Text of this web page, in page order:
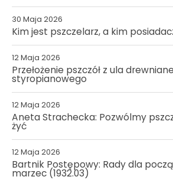
30 Maja 2026
Kim jest pszczelarz, a kim
12 Maja 2026
Przełożenie pszczół z ula
styropianowego
12 Maja 2026
Aneta Strachecka: Pozwólmy
żyć
12 Maja 2026
Bartnik Postępowy: Rady dla
marzec (1932.03)